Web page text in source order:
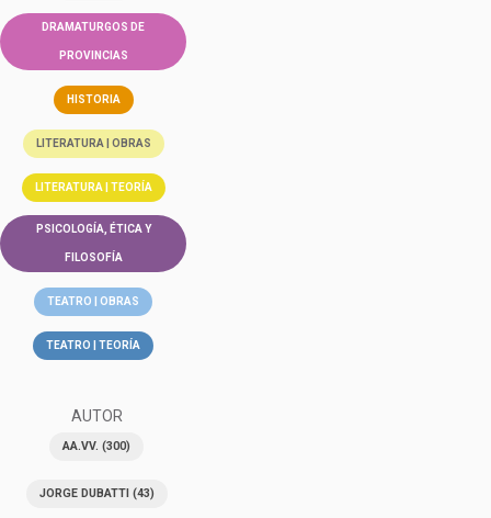
DRAMATURGOS DE
PROVINCIAS
HISTORIA
LITERATURA | OBRAS
LITERATURA | TEORÍA
PSICOLOGÍA, ÉTICA Y
FILOSOFÍA
TEATRO | OBRAS
TEATRO | TEORÍA
AUTOR
AA.VV. (300)
JORGE DUBATTI(43)